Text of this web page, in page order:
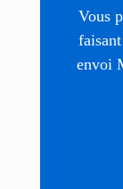
Vous
envoi